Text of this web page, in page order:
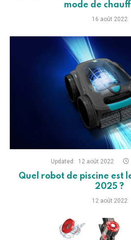
mode de
16 août 2022
Updated: 12 août 2022
Quel robot de piscine est
2025 ?
12 août 2022